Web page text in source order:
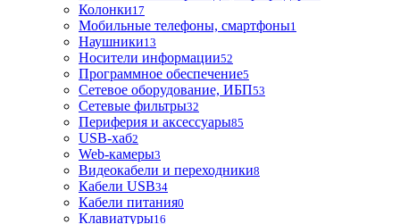
Колонки17
Мобильные телефоны, смартфоны1
Наушники13
Носители информации52
Программное обеспечение5
Сетевое оборудование, ИБП53
Сетевые фильтры32
Периферия и аксессуары85
USB-хаб2
Web-камеры3
Видеокабели и переходники8
Кабели USB34
Кабели питания0
Клавиатуры16